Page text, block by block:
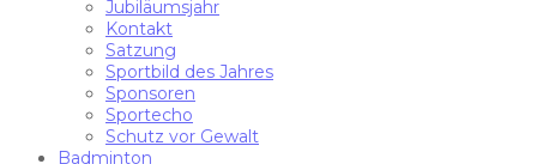
Jubiläumsjahr
Kontakt
Satzung
Sportbild des Jahres
Sponsoren
Sportecho
Schutz vor Gewalt
Badminton